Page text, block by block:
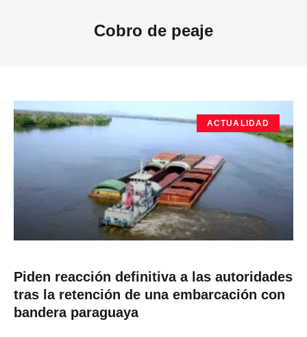
Cobro de peaje
ACTUALIDAD
Piden reacción definitiva a las autoridades
tras la retención de una embarcación con
bandera paraguaya